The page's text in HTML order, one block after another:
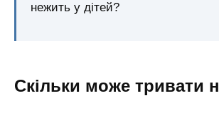
нежить у дітей?
Скільки може тривати